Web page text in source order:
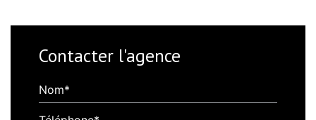
Contacter l'agence
Nom*
Téléphone*